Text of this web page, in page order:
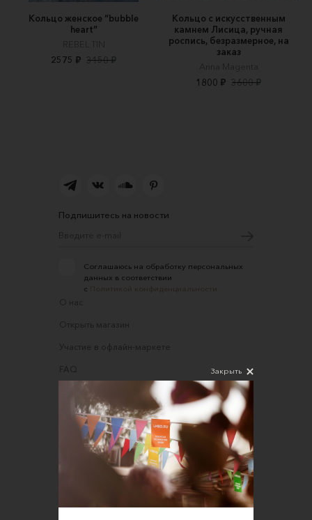
Кольцо женское “bubble
heart”
REBEL TIN
2575 ₽ 3150 ₽
Кольцо с искусственным
камнем Лисица, ручная
роспись, безразмерное, на
заказ
Anna Magenta
1800 ₽ 3600 ₽
Подпишитесь на новости
Соглашаюсь на обработку персональных
данных в соответствии
с
О нас
Открыть магазин
Участие в офлайн-маркете
FAQ
Требования к фотографиям
Обратная связь
Соглашение об оказании услуг
Правила сайта
Оферта для продавцов
Закрыть